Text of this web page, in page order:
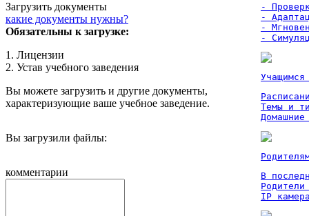
Загрузить документы
какие документы нужны?
Обязательны к загрузке:
1. Лицензии
2. Устав учебного заведения
Вы можете загрузить и другие документы,
характеризующие ваше учебное заведение.
Вы загрузили файлы:
комментарии
-
-
-
-
Темы и
Домашние
В
IP